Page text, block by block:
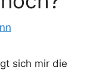
sich mir die